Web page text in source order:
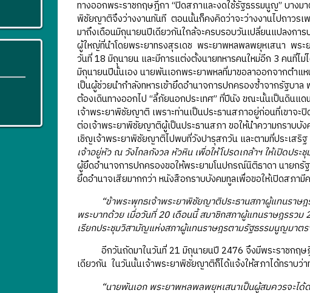
ทางออกพระราชกฤษฎีกา “ปิดสภาและงดใช้รัฐธรรมนูญ” บางม
พิชัยญาติจึงว่างงานทันที ตอนนั้นก็คงคิดว่าจะว่างงานไปถาวรเ
มาถึงเดือนมิถุนายนปีเดียวกันใกล้จะครบรอบวันเปลี่ยนแปลงกา
ผู้ใหญ่ที่นำโดยพระยาทรงสุรเดช พระยาพหลพลพยุหเสนา พร
วันที่ 18 มิถุนายน และมีการแต่งตั้งนายทหารคนใหม่อีก 3 คนที่ไ
มิถุนายนปีนั้นเอง นายพันเอกพระยาพหลที่มาขอลาออกจากตำ
เป็นผู้ช่วยนำกำลังทหารเข้ายึดอำนาจการปกครองซ้ำจากรัฐบา
ต้องเดินทางออกไป “ลี้ภัยนอกประเทศ” ที่ปีนัง ขณะนั้นเป็นดิน
เจ้าพระยาพิชัยญาติ เพราะท่านเป็นประธานสภาอยู่ก่อนที่เขาจ
ต่อเจ้าพระยาพิชัยญาติผู้เป็นประธานสภา ขอให้นำความกราบบั
เชิญเจ้าพระยาพิชัยญาติไปพบที่วังปารุสกวัน และตามที่ประเสริ
เจ้าอยู่หัว ณ วังไกลกังวล หัวหิน เพื่อให้โปรดเกล้าฯ ให้เปิดประ
ผู้ยึดอำนาจการปกครองขอให้พระยามโนปกรณ์นิติธาดา นายก
ยึดอำนาจเสียมากกว่า หนังสือกราบบังคมทูลเพื่อขอให้เปิดสภา
“ข้าพระพุทธเจ้าพระยาพิชัยญาติประธานสภาผู้แทนราษ
พระบาทด้วย เมื่อวันที่ 20 เดือนนี้ สมาชิกสภาผู้แทนราษฎรรว
เรียกประชุมวิสามัญแห่งสภาผู้แทนราษฎรตามรัฐธรรมนูญมาต
อีกวันถัดมาในวันที่ 21 มิถุนายนปี 2476 จึงมีพระราชกฤษฎี
เดียวกัน ในวันนั้นเจ้าพระยาพิชัยญาติก็ได้แจ้งให้สภาได้ทราบว่า
“นายพันเอก พระยาพหลพลพยุหเสนาเป็นผู้สมควรจะไ